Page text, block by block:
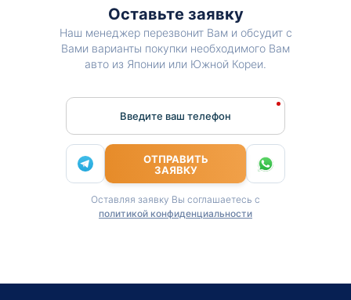
Оставьте заявку
Наш менеджер перезвонит Вам и обсудит с
Вами варианты покупки необходимого Вам
авто из Японии или Южной Кореи.
Введите ваш телефон
ОТПРАВИТЬ
ЗАЯВКУ
Оставляя заявку Вы соглашаетесь с
политикой конфиденциальности